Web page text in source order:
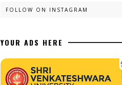
FOLLOW ON INSTAGRAM
YOUR ADS HERE